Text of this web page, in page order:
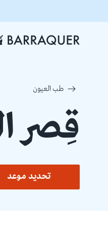
طب العيون
قِصر
تحديد موعد